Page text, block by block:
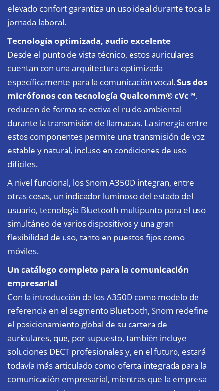
elevado confort garantiza un uso ideal durante toda la
jornada laboral.
Tecnología optimizada, audio excelente
Desde el punto de vista técnico, estos auriculares
cuentan con una arquitectura optimizada
específicamente para la comunicación vocal.Sus dos
micrófonos con tecnología Qualcomm® cVc™,
reducen de forma selectiva el ruido ambiental
durante la transmisión de llamadas. La sinergia entre
estos componentes permite una transmisión de voz
estable y natural, incluso en condiciones de uso
difíciles.
A nivel funcional, los Snom A350D integran, entre
otras cosas, un indicador luminoso del estado del
usuario, tecnología Bluetooth multipunto para el uso
simultáneo de varios dispositivos y una gran
flexibilidad de uso, tanto en puestos fijos como
móviles.
Un catálogo completo para la comunicación
empresarial
Con la introducción de los A350D como modelo de
referencia en el segmento Bluetooth, Snom redefine
el posicionamiento global de su cartera de
auriculares, que, por supuesto, también incluye
soluciones DECT profesionales y, en el futuro, estará
todavía más articulado como oferta integrada para la
comunicación empresarial, mientras que la empresa